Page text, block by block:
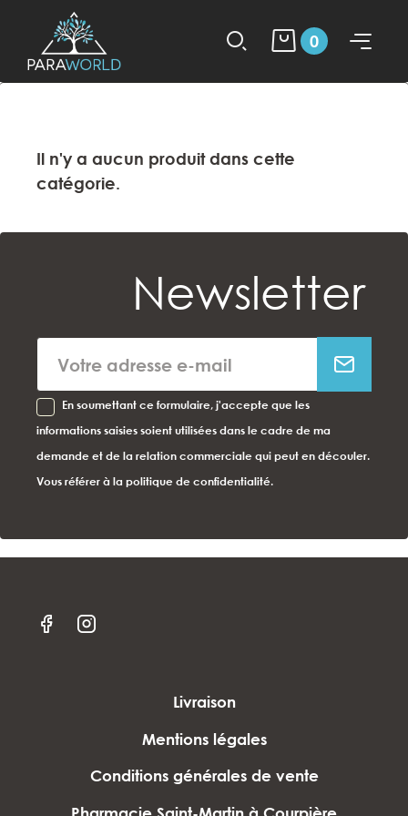
0
Il n'y a aucun produit dans cette
catégorie.
Newsletter
En soumettant ce formulaire, j'accepte que les
informations saisies soient utilisées dans le cadre de ma
demande et de la relation commerciale qui peut en découler.
Vous référer à la politique de confidentialité.
Livraison
Mentions légales
Conditions générales de vente